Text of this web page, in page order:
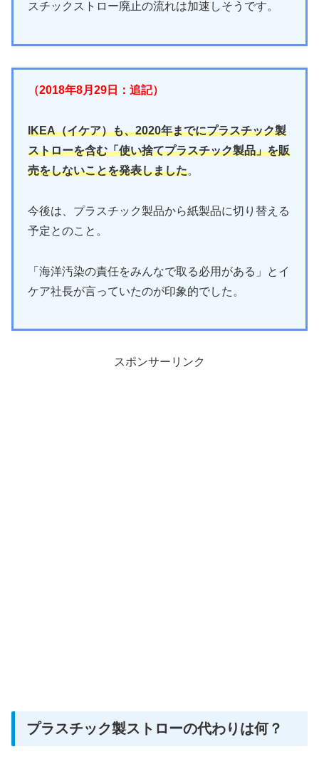
スチックストロー廃止の流れは加速しそうです。
（2018年8月29日：追記）
IKEA（イケア）も、2020年までにプラスチック製
ストローを含む「使い捨てプラスチック製品」を販
売をしないことを発表しました。
今後は、プラスチック製品から紙製品に切り替える
予定とのこと。
「海洋汚染の責任をみんなで取る必用がある」とイ
ケア社長が言っていたのが印象的でした。
スポンサーリンク
プラスチック製ストローの代わりは何？